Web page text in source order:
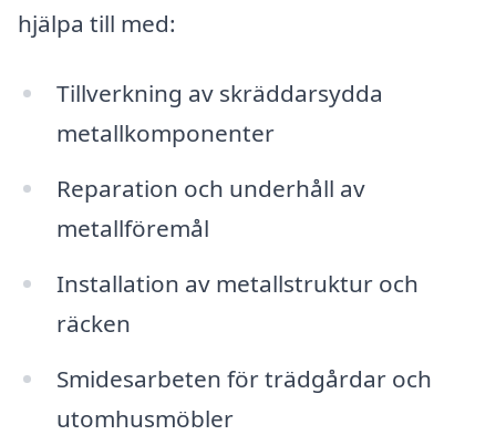
hjälpa till med:
Tillverkning av skräddarsydda
metallkomponenter
Reparation och underhåll av
metallföremål
Installation av metallstruktur och
räcken
Smidesarbeten för trädgårdar och
utomhusmöbler